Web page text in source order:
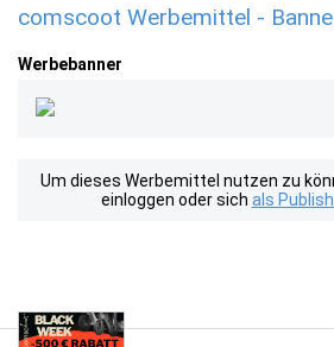
comscoot Werbemittel -
Werbebanner
Um dieses Werbemittel nutzen zu
einloggen oder sich als